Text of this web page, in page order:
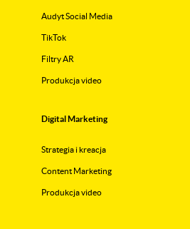
Audyt Social Media
TikTok
Filtry AR
Produkcja video
Digital Marketing
Strategia i kreacja
Content Marketing
Produkcja video